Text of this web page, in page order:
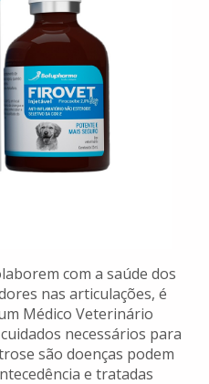
com a saúde dos
nas articulações, é
Médico Veterinário
necessários para
são doenças podem
e tratadas